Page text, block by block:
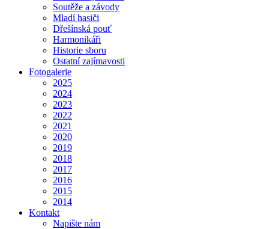
Soutěže a závody
Mladí hasiči
Dřešínská pouť
Harmonikáři
Historie sboru
Ostatní zajímavosti
Fotogalerie
2025
2024
2023
2022
2021
2020
2019
2018
2017
2016
2015
2014
Kontakt
Napište nám